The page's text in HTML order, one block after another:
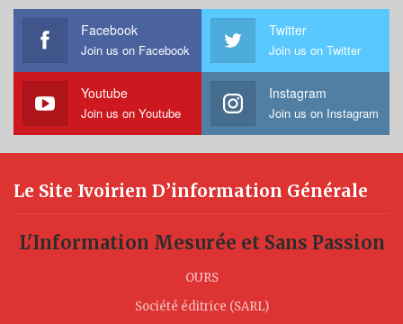
Facebook
Join us on Facebook
Twitter
Join us on Twitter
Youtube
Join us on Youtube
Instagram
Join us on Instagram
Le Site Ivoirien D’information Générale
L'Information Mesurée et Sans Passion
OURS
Société éditrice (SARL)